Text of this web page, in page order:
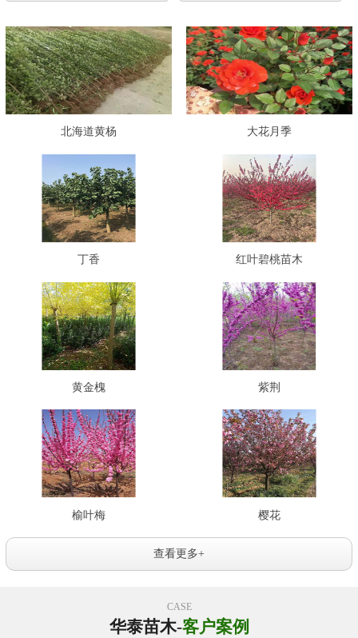
北海道黄杨 大花月季
丁香 红叶碧桃苗木
黄金槐 紫荆
榆叶梅 樱花
查看更多+
CASE
华泰苗木-客户案例